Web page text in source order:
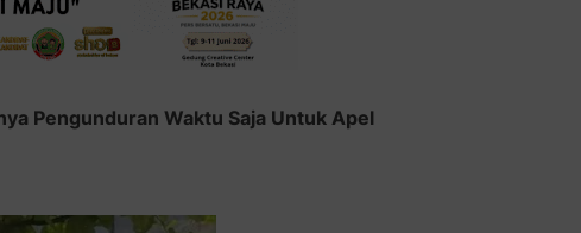
Pengunduran Waktu Saja Untuk Apel